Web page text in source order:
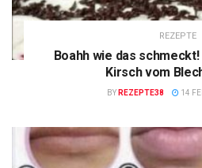
REZEPTE
Boahh wie das
Kirsch vom
BY REZEPTE38 14